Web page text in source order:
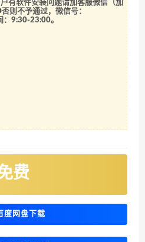
有软件安装问题请加客服微信（加
则不予通过，微信号：
：9:30-23:00。
费
度网盘下载